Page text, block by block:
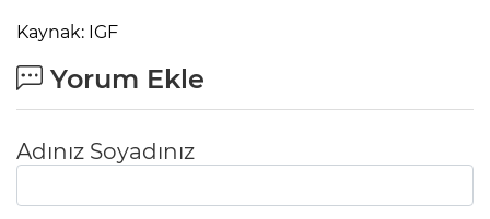
Kaynak: IGF
Yorum Ekle
Adınız Soyadınız